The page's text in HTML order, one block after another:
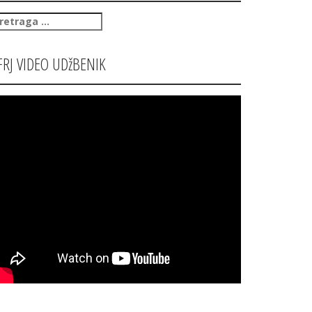
VIDEO UDžBENIK